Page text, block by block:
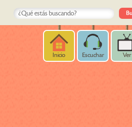
Inicio Escuchar Ver